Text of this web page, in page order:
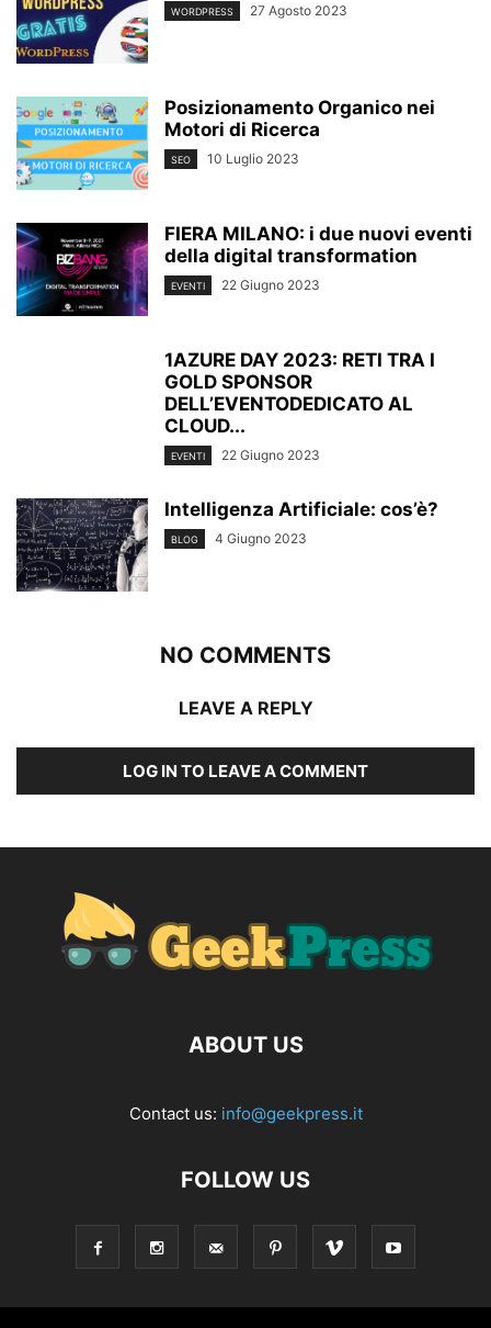
WORDPRESS 27 Agosto 2023
Posizionamento Organico nei
Motori di Ricerca
SEO 10 Luglio 2023
FIERA MILANO: i due nuovi eventi
della digital transformation
EVENTI 22 Giugno 2023
1AZURE DAY 2023: RETI TRA I
GOLD SPONSOR
DELL’EVENTODEDICATO AL
CLOUD...
EVENTI 22 Giugno 2023
Intelligenza Artificiale: cos’è?
BLOG 4 Giugno 2023
NO COMMENTS
LEAVE A REPLY
LOG IN TO LEAVE A COMMENT
ABOUT US
Contact us: info@geekpress.it
FOLLOW US